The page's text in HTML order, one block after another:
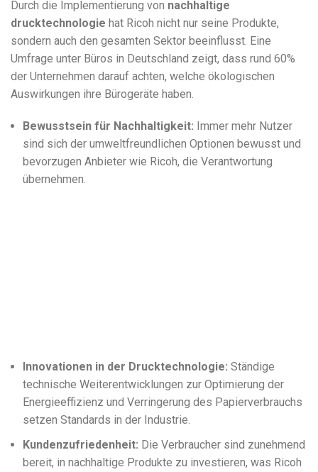
Durch die Implementierung von nachhaltige
drucktechnologie hat Ricoh nicht nur seine Produkte,
sondern auch den gesamten Sektor beeinflusst. Eine
Umfrage unter Büros in Deutschland zeigt, dass rund 60%
der Unternehmen darauf achten, welche ökologischen
Auswirkungen ihre Bürogeräte haben.
Bewusstsein für Nachhaltigkeit: Immer mehr Nutzer
sind sich der umweltfreundlichen Optionen bewusst und
bevorzugen Anbieter wie Ricoh, die Verantwortung
übernehmen.
Innovationen in der Drucktechnologie: Ständige
technische Weiterentwicklungen zur Optimierung der
Energieeffizienz und Verringerung des Papierverbrauchs
setzen Standards in der Industrie.
Kundenzufriedenheit: Die Verbraucher sind zunehmend
bereit, in nachhaltige Produkte zu investieren, was Ricoh